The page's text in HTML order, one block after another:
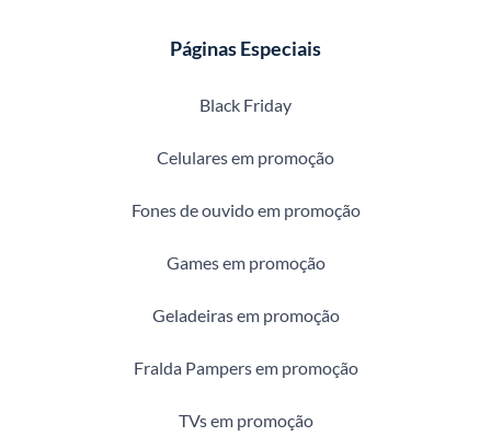
Páginas Especiais
Black Friday
Celulares em promoção
Fones de ouvido em promoção
Games em promoção
Geladeiras em promoção
Fralda Pampers em promoção
TVs em promoção